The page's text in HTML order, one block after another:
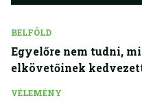
BELFÖLD
Egyelőre nem tudni,
elkövetőinek
VÉLEMÉNY